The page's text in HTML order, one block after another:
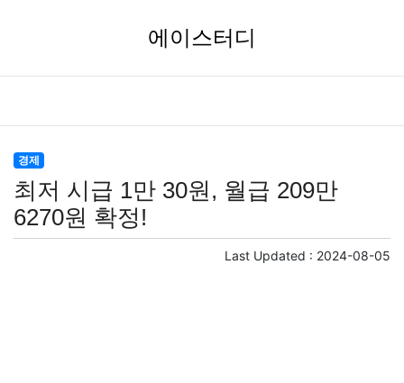
에이스터디
경제
최저 시급 1만 30원, 월급 209만
6270원 확정!
Last Updated : 2024-08-05